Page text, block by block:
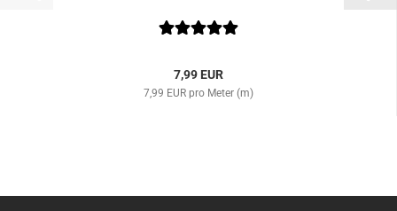
7,99 EUR
7,99 EUR pro Meter (m)